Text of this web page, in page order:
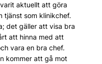
aktuellt att göra
tjänst som klinikchef.
det gäller att visa bra
att hinna med att
vara en bra chef.
kommer att gå mot